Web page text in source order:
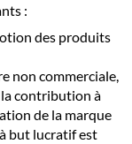
:
des produits
non commerciale,
contribution à
de la marque
but lucratif est